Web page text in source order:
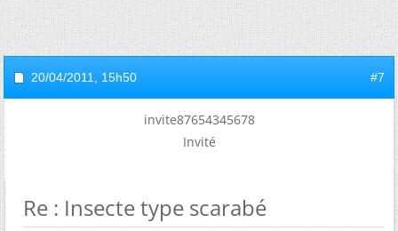
20/04/2011, 15h50 #7
invite87654345678
Invité
Re : Insecte type scarabé